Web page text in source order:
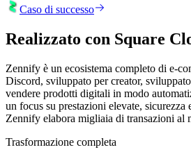
Caso di successo
Realizzato con Square
Zennify è un ecosistema completo di e-
Discord, sviluppato per creator,
vendere prodotti digitali in modo
un focus su prestazioni elevate, sicurezza
Zennify elabora migliaia di transazioni al
Trasformazione completa